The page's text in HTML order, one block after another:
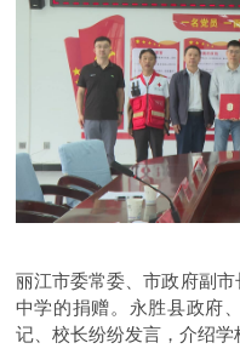
丽江市委常委、市政府副
中学的捐赠。永胜县政府
记、校长纷纷发言，介绍学